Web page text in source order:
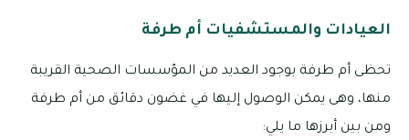
العيادات والمستشفيات أم طرفة
تحظى أم طرفة بوجود العديد من المؤسسات الصحية القريبة
منها، وهى يمكن الوصول إليها في غضون دقائق من أم طرفة
ومن بين أبرزها ما يلي: